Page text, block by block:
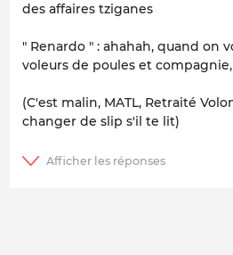
des affaires tziganes
" Renardo " : ahahah, quand on
voleurs de poules et
(C'est malin, MATL, Retraité
changer de slip s'il te lit)